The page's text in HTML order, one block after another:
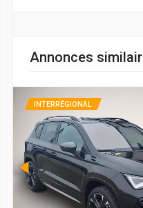
Leon | 2/4
Annonces
INTERRÉGIONAL